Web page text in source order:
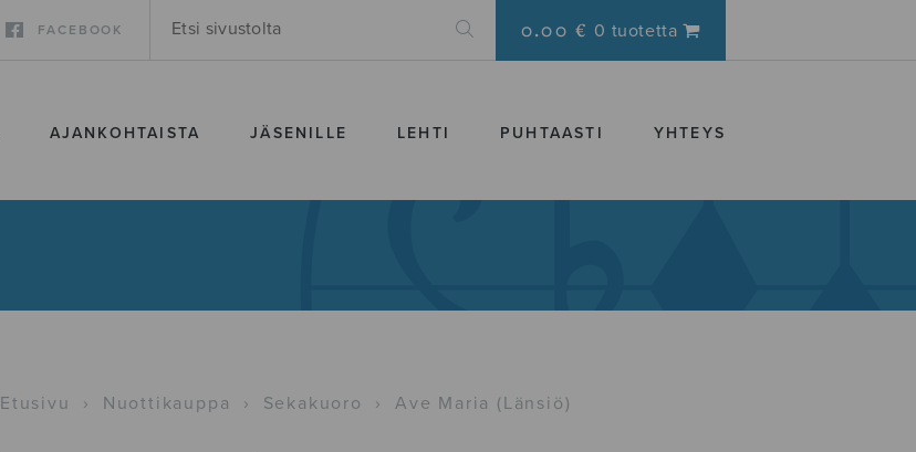
FACEBOOK 0.00 € 0 tuotetta
AJANKOHTAISTA JÄSENILLE LEHTI PUHTAASTI YHTEYS
Etusivu › Nuottikauppa › Sekakuoro › Ave Maria (Länsiö)